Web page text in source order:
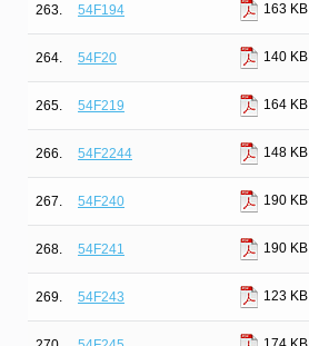
263. 54F194 163 KB
264. 54F20 140 KB
265. 54F219 164 KB
266. 54F2244 148 KB
267. 54F240 190 KB
268. 54F241 190 KB
269. 54F243 123 KB